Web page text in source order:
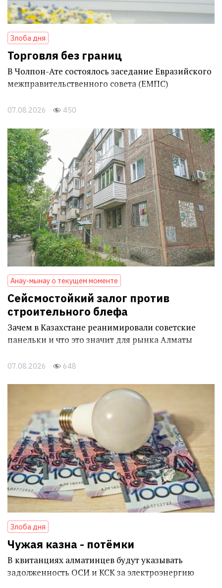
Злоба дня
Торговля без границ
В Чолпон-Ате состоялось заседание Евразийского
межправительственного совета (ЕМПС)
07.08.2026 450
Анау-мынау о текущем моменте
Сейсмостойкий залог против
строительного блефа
Зачем в Казахстане реанимировали советские
панельки и что это значит для рынка Алматы
07.08.2026 648
Злоба дня
Чужая казна - потёмки
В квитанциях алматинцев будут указывать
задолженность ОСИ и КСК за электроэнергию